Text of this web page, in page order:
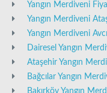
Yangın Merdiveni
Yangın Merdiveni
Yangın Merdiveni
Dairesel Yangın
Ataşehir Yangın
Bağcılar Yangın
Bakırköy Yangın